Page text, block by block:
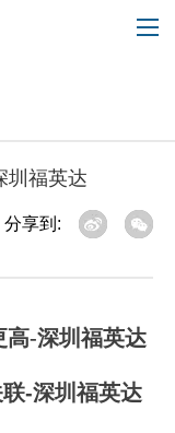
圳福英达
分享到:
-深圳福英达